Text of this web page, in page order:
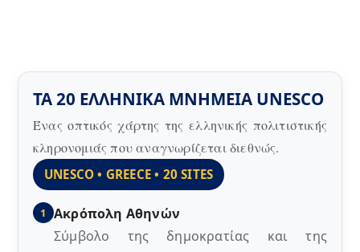
ΤΑ 20 ΕΛΛΗΝΙΚΑ ΜΝΗΜΕΙΑ UNESCO
Ένας οπτικός χάρτης της ελληνικής πολιτιστικής
κληρονομιάς που αναγνωρίζεται διεθνώς.
UNESCO • GREECE • 20 SITES
1
Ακρόπολη Αθηνών
Σύμβολο της δημοκρατίας και της